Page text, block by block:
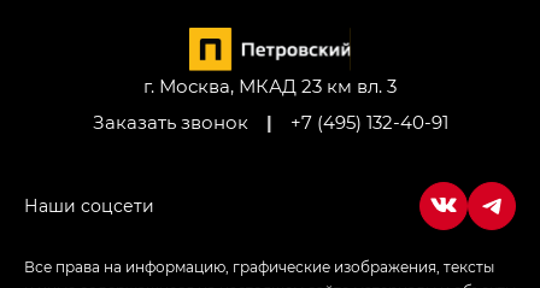
Джи Ти — GT, Джи Икс — GX,
Джи Икс ПРЕМИУМ — GX PREMIUM, ЛАУНЖ —
Empow — Эмпау (Empow) в комплектации
г. Москва, МКАД 23 км вл. 3
Заказать звонок
| +7 (495) 132-40-91
Все права на информацию, графические изображения, тексты